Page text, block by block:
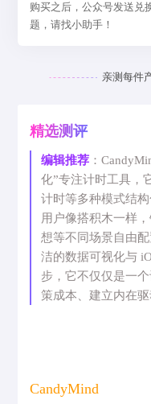
购买之后，公众号发送兑
题，请找小助手！
亲测每件
精选测评
编辑推荐 ：
化”专注计时工具，
计时等多种模式结
用户像搭积木一样
想等不同场景自由
洁的数据可视化与
步，它不仅仅是一
策成本、建立内在
CandyMind